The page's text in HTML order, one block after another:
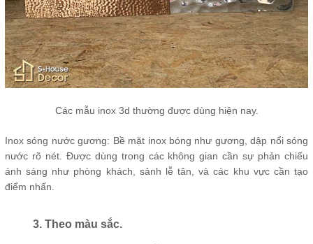
Các mẫu inox 3d thường được dùng hiện nay.
Inox sóng nước gương: Bề mặt inox bóng như gương, dập nổi sóng
nước rõ nét. Được dùng trong các không gian cần sự phản chiếu
ánh sáng như phòng khách, sảnh lễ tân, và các khu vực cần tạo
điểm nhấn.
3. Theo màu sắc.